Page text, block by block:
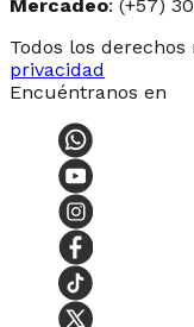
Mercadeo: (+57)
Todos los derechos
privacidad
Encuéntranos en